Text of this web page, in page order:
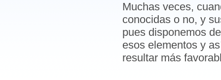
Muchas veces,
conocidas o no, y
pues disponemos
esos elementos y
resultar más